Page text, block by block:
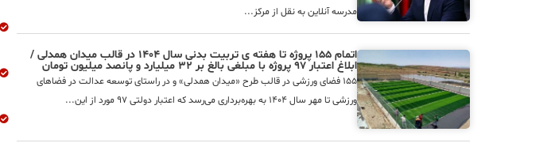
مدرسه آنلاین به نقل از مرکز...
اتمام ۱۵۵ پروژه تا هفته ی تربیت بدنی سال ۱۴۰۴ در قالب میدان همدلی /
ابلاغ اعتبار ۹۷ پروژه با مبلغی بالغ بر ۳۲ میلیارد و پانصد میلیون تومان
۱۵۵ فضای ورزشی در قالب طرح «میدان همدلی» و در راستای توسعه عدالت در فضاهای
ورزشی تا مهر سال ۱۴۰۴ به بهره‌برداری می‌رسد که اعتبار دولتی ۹۷ مورد از این...